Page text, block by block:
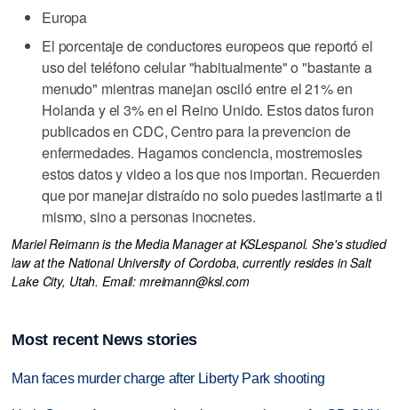
Europa
El porcentaje de conductores europeos que reportó el
uso del teléfono celular "habitualmente" o "bastante a
menudo" mientras manejan osciló entre el 21% en
Holanda y el 3% en el Reino Unido. Estos datos furon
publicados en CDC, Centro para la prevencion de
enfermedades. Hagamos conciencia, mostremosles
estos datos y video a los que nos importan. Recuerden
que por manejar distraído no solo puedes lastimarte a ti
mismo, sino a personas inocnetes.
Mariel Reimann is the Media Manager at KSLespanol. She's studied
law at the National University of Cordoba, currently resides in Salt
Lake City, Utah. Email: mreimann@ksl.com
Most recent News stories
Man faces murder charge after Liberty Park shooting